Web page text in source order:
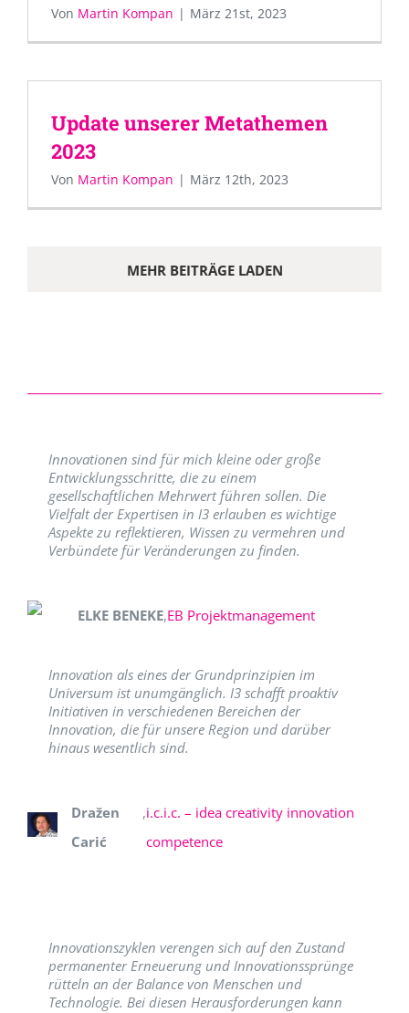
Von Martin Kompan | März 21st, 2023
Update unserer Metathemen
2023
Von Martin Kompan | März 12th, 2023
MEHR BEITRÄGE LADEN
Innovationen sind für mich kleine oder große
Entwicklungsschritte, die zu einem
gesellschaftlichen Mehrwert führen sollen. Die
Vielfalt der Expertisen in I3 erlauben es wichtige
Aspekte zu reflektieren, Wissen zu vermehren und
Verbündete für Veränderungen zu finden.
ELKE BENEKE,EB Projektmanagement
Innovation als eines der Grundprinzipien im
Universum ist unumgänglich. I3 schafft proaktiv
Initiativen in verschiedenen Bereichen der
Innovation, die für unsere Region und darüber
hinaus wesentlich sind.
Dražen
Carić
,i.c.i.c. – idea creativity innovation
competence
Innovationszyklen verengen sich auf den Zustand
permanenter Erneuerung und Innovationssprünge
rütteln an der Balance von Menschen und
Technologie. Bei diesen Herausforderungen kann